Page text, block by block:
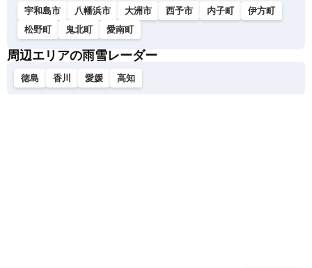
宇和島市 八幡浜市 大洲市 西予市 内子町
伊方町
松野町
鬼北町 愛南町
周辺エリアの雨雪レーダー
徳島 香川 愛媛 高知